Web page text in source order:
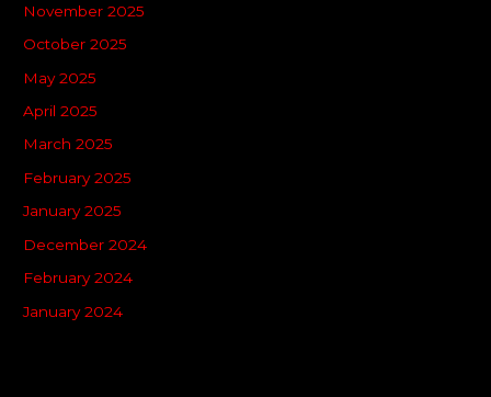
November 2025
October 2025
May 2025
April 2025
March 2025
February 2025
January 2025
December 2024
February 2024
January 2024